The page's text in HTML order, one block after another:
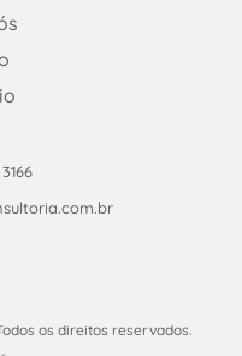
os direitos reservados.